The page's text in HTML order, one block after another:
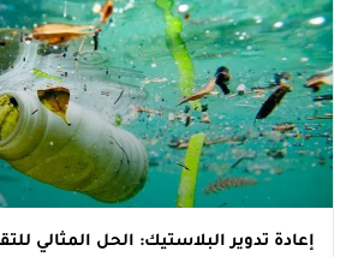
تدوير البلاستيك: الحل المثالي للتقليل من